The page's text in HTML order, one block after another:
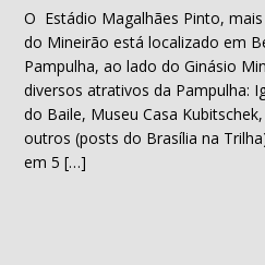
O Estádio Magalhães Pinto,
do Mineirão está localizado em
Pampulha, ao lado do Ginásio
diversos atrativos da Pampulha:
do Baile, Museu Casa
outros (posts do Brasília na
em 5 […]